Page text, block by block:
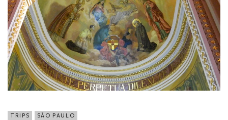
TRIPS SÃO PAULO